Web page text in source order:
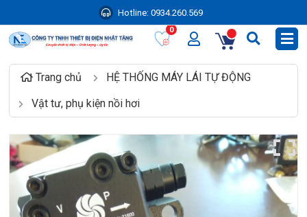
Hotline: 0934.260.569
0
Trang chủ
HỆ THỐNG MÁY LÁI TỰ ĐỘNG
Vật tư, phụ kiện nồi hơi